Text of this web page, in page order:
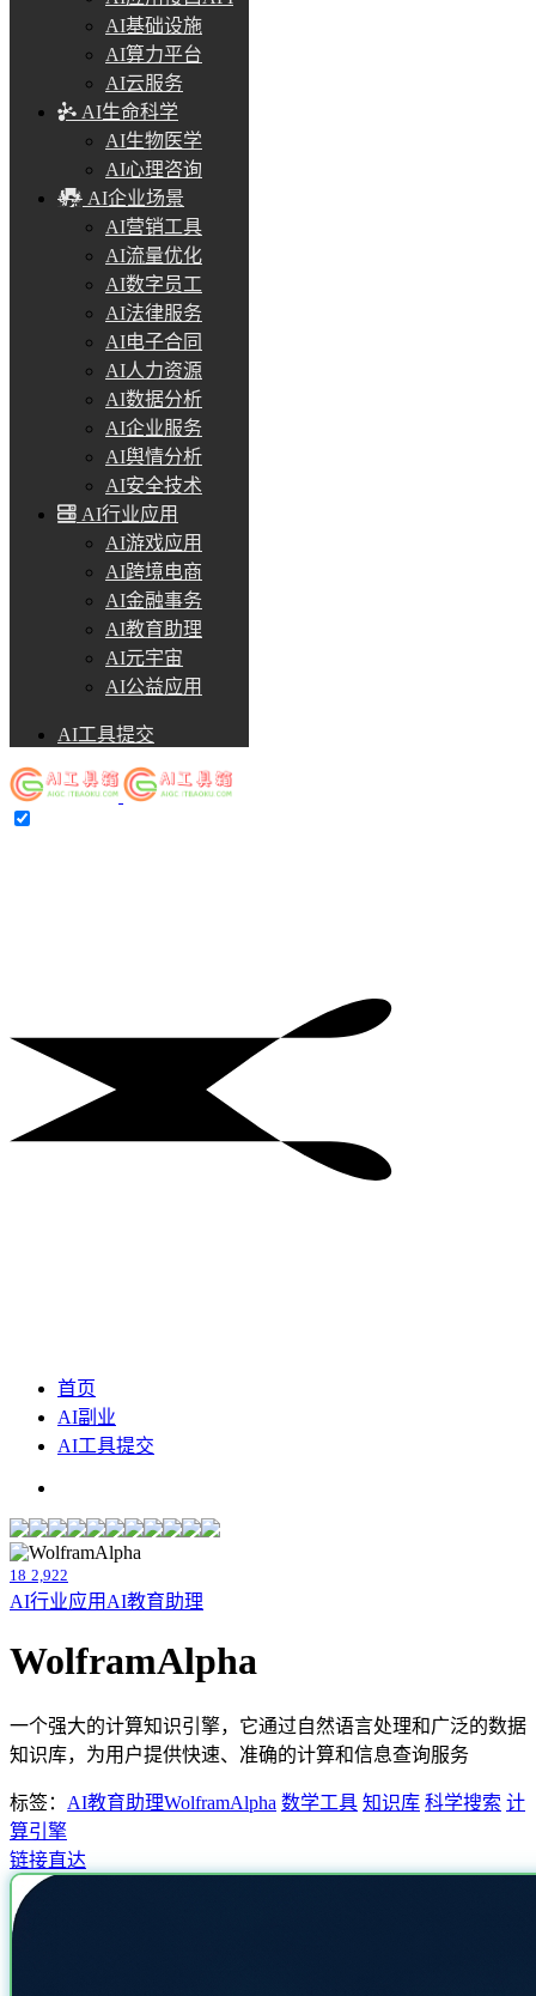
AI基础设施
AI算力平台
AI云服务
AI生命科学
AI生物医学
AI心理咨询
AI企业场景
AI营销工具
AI流量优化
AI数字员工
AI法律服务
AI电子合同
AI人力资源
AI数据分析
AI企业服务
AI舆情分析
AI安全技术
AI行业应用
AI游戏应用
AI跨境电商
AI金融事务
AI教育助理
AI元宇宙
AI公益应用
AI工具提交
首页
AI副业
AI工具提交
18 2,922
AI行业应用 AI教育助理
WolframAlpha
一个强大的计算知识引擎，它通过自然语言处理和广泛的数据
知识库，为用户提供快速、准确的计算和信息查询服务
标签： AI教育助理WolframAlpha 数学工具 知识库 科学搜索 计
算引擎
链接直达